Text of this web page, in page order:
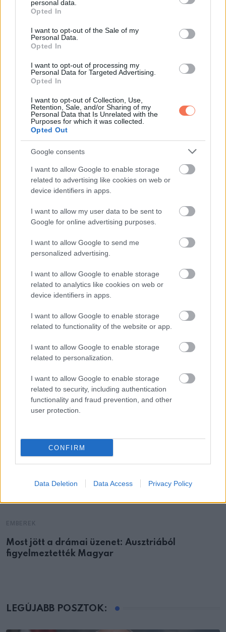
grant or deny consent to Google and its third-party tags to
use your data for below specified purposes in below Google
consent section.
personal data.
Opted In
I want to opt-out of the Sale of my
Personal Data.
Opted In
I want to opt-out of processing my
Personal Data for Targeted Advertising.
Opted In
I want to opt-out of Collection, Use,
Retention, Sale, and/or Sharing of my
Personal Data that Is Unrelated with the
Purposes for which it was collected.
Opted Out
Google consents
I want to allow Google to enable storage
related to advertising like cookies on web or
device identifiers in apps.
I want to allow my user data to be sent to
Google for online advertising purposes.
I want to allow Google to send me
personalized advertising.
I want to allow Google to enable storage
related to analytics like cookies on web or
device identifiers in apps.
I want to allow Google to enable storage
related to functionality of the website or app.
I want to allow Google to enable storage
related to personalization.
I want to allow Google to enable storage
related to security, including authentication
functionality and fraud prevention, and other
user protection.
CONFIRM
Data Deletion Data Access Privacy Policy
Oszd meg ezt a posztot:
Whatsapp
Email
ELŐZŐ POSZT
A guava rendszeres fogyasztása segíthet a
mindennapi egészség támogatásában
KÖVETKEZŐ POSZT
Hogyan kezeld azokat, akik
felsőbbrendűnek hiszik magukat: 10
működő tipp
Most jött a drámai üzenet: Ausztriából
figyelmeztették Magyar
LEGÚJABB POSZTOK: